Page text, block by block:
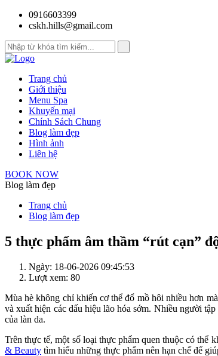
0916603399
cskh.hills@gmail.com
Trang chủ
Giới thiệu
Menu Spa
Khuyến mại
Chính Sách Chung
Blog làm đẹp
Hình ảnh
Liên hệ
BOOK NOW
Blog làm đẹp
Trang chủ
Blog làm đẹp
5 thực phẩm âm thầm “rút cạn”
Ngày: 18-06-2026 09:45:53
Lượt xem: 80
Mùa hè không chỉ khiến cơ thể đổ mồ hôi nhiều hơn
và xuất hiện các dấu hiệu lão hóa sớm. Nhiều người
của làn da.
Trên thực tế, một số loại thực phẩm quen thuộc có thể
& Beauty tìm hiểu những thực phẩm nên hạn chế để